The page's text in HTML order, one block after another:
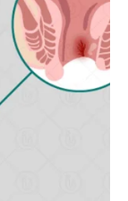
evaluacija
pitanje – čini Ii
uz stepenice,
se navodi
ukazuje
Iakovjerni i